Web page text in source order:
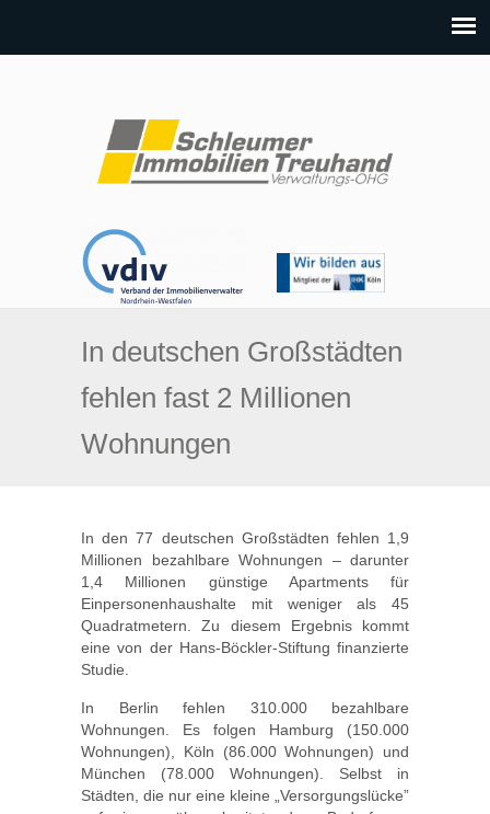
In deutschen Großstädten
fehlen fast 2 Millionen
Wohnungen
In den 77 deutschen Großstädten fehlen 1,9
Millionen bezahlbare Wohnungen – darunter
1,4 Millionen günstige Apartments für
Einpersonenhaushalte mit weniger als 45
Quadratmetern. Zu diesem Ergebnis kommt
eine von der Hans-Böckler-Stiftung finanzierte
Studie.
In Berlin fehlen 310.000 bezahlbare
Wohnungen. Es folgen Hamburg (150.000
Wohnungen), Köln (86.000 Wohnungen) und
München (78.000 Wohnungen). Selbst in
Städten, die nur eine kleine „Versorgungslücke”